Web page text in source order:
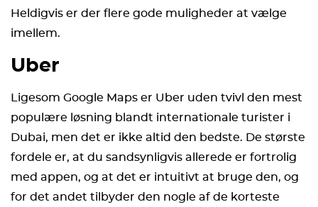
Heldigvis er der flere gode muligheder at vælge
imellem.
Uber
Ligesom Google Maps er Uber uden tvivl den mest
populære løsning blandt internationale turister i
Dubai, men det er ikke altid den bedste. De største
fordele er, at du sandsynligvis allerede er fortrolig
med appen, og at det er intuitivt at bruge den, og
for det andet tilbyder den nogle af de korteste